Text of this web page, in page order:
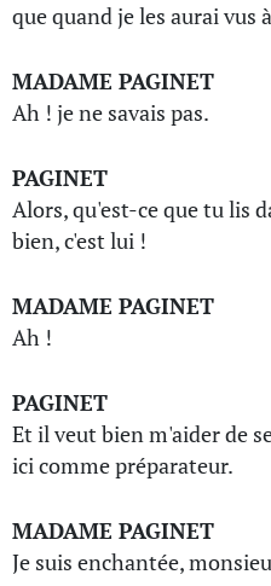
que quand je les aurai vus
MADAME PAGINET
Ah ! je ne savais pas.
PAGINET
Alors, qu'est-ce que tu lis
bien, c'est lui !
MADAME PAGINET
Ah !
PAGINET
Et il veut bien m'aider de
ici comme préparateur.
MADAME PAGINET
Je suis enchantée,